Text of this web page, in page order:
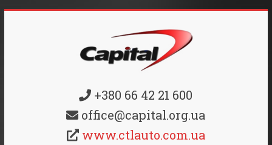
+380 66 42 21 600
office@capital.org.ua
www.ctlauto.com.ua